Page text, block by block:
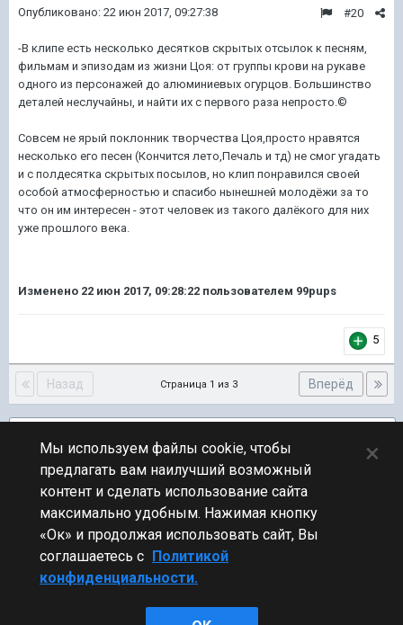
#20
Опубликовано: 22 июн 2017, 09:27:38
-В клипе есть несколько десятков скрытых отсылок к песням,
фильмам и эпизодам из жизни Цоя: от группы крови на рукаве
одного из персонажей до алюминиевых огурцов. Большинство
деталей неслучайны, и найти их с первого раза непросто.©
Совсем не ярый поклонник творчества Цоя,просто нравятся
несколько его песен (Кончится лето,Печаль и тд) не смог угадать
и с полдесятка скрытых посылов, но клип понравился своей
особой атмосферностью и спасибо нынешней молодёжи за то
что он им интересен - этот человек из такого далёкого для них
уже прошлого века.
Изменено 22 июн 2017, 09:28:22 пользователем 99pups
5
Назад Вперёд
Страница 1 из 3
ПЕРЕЙТИ К СПИСКУ ТЕМ
Флудилка
Стиль
Мы используем файлы cookie, чтобы
предлагать вам наилучший возможный
контент и сделать использование сайта
максимально удобным. Нажимая кнопку
«Ок» и продолжая использовать сайт, Вы
соглашаетесь с Политикой
конфиденциальности.
×